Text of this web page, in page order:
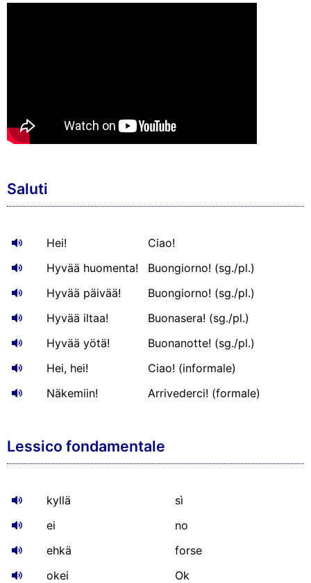
Saluti
Hei!
Ciao!
Hyvää huomenta!
Buongiorno! (sg./pl.)
Hyvää päivää!
Buongiorno! (sg./pl.)
Hyvää iltaa!
Buonasera! (sg./pl.)
Hyvää yötä!
Buonanotte! (sg./pl.)
Hei, hei!
Ciao! (informale)
Näkemiin!
Arrivederci! (formale)
Lessico fondamentale
kyllä
sì
ei
no
ehkä
forse
okei
Ok